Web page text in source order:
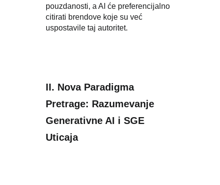
pouzdanosti, a AI će preferencijalno
citirati brendove koje su već
uspostavile taj autoritet.
II. Nova Paradigma
Pretrage: Razumevanje
Generativne AI i SGE
Uticaja